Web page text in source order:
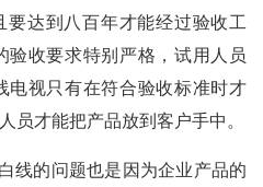
达到八百年才能经过验收工
验收要求特别严格，试用人员
电视只有在符合验收标准时才
员才能把产品放到客户手中。
线的问题也是因为企业产品的